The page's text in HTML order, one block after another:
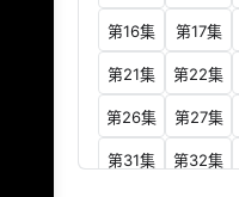
第16集 第17集
第21集 第22集
第26集 第27集
第31集 第32集